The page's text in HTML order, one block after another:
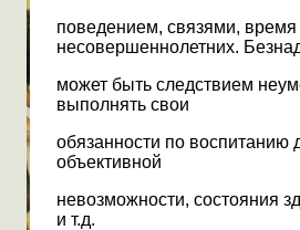
поведением, связями,
несовершеннолетних.
может быть следствием
выполнять свои
обязанности по воспитанию
объективной
невозможности, состояния
и т.д.